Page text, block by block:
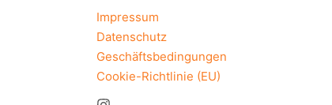
Impressum
Datenschutz
Geschäftsbedingungen
Cookie-Richtlinie (EU)